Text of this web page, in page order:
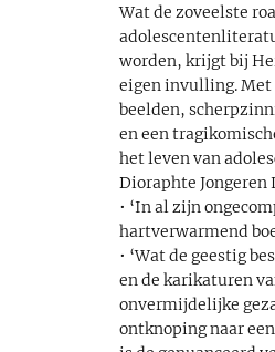
Wat de zoveelste
worden, krijgt bij
eigen invulling. Met
beelden,
en een
het leven van
Dioraphte
• ‘In al zijn
hartverwarmend
• ‘Wat de geestig
en de karikaturen
onvermijdelijke
ontknoping naar